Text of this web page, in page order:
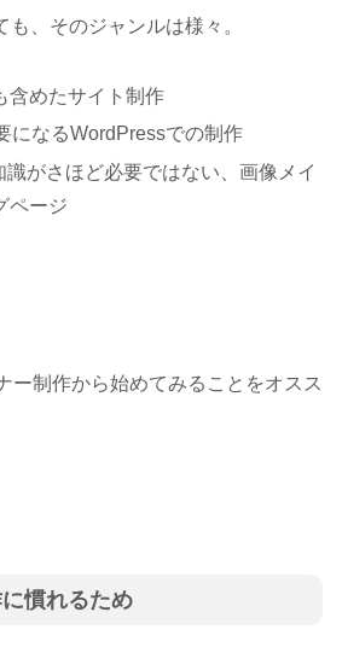
、そのジャンルは様々。
含めたサイト制作
になるWordPressでの制作
がさほど必要ではない、画像メイ
ページ
ー制作から始めてみることをオスス
慣れるため